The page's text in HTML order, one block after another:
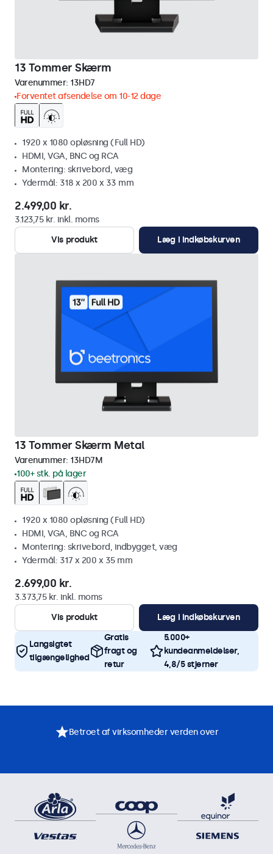
13 Tommer Skærm
Varenummer: 13HD7
Forventet afsendelse om 10-12 dage
1920 x 1080 opløsning (Full HD)
HDMI, VGA, BNC og RCA
Montering: skrivebord, væg
Ydermål: 318 x 200 x 33 mm
2.499,00 kr.
3.123,75 kr. inkl. moms
Vis produkt
Læg i indkøbskurven
13 Tommer Skærm Metal
Varenummer: 13HD7M
100+ stk. på lager
1920 x 1080 opløsning (Full HD)
HDMI, VGA, BNC og RCA
Montering: skrivebord, indbygget, væg
Ydermål: 317 x 200 x 35 mm
2.699,00 kr.
3.373,75 kr. inkl. moms
Vis produkt
Læg i indkøbskurven
Langsigtet
tilgængelighed
Gratis
fragt og
retur
5.000+
kundeanmeldelser,
4,8/5 stjerner
Betroet af virksomheder verden over